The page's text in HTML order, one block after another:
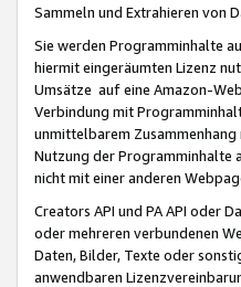
Sammeln und Extrahieren von
Sie werden Programminhalte
hiermit eingeräumten Lizenz
Umsätze auf eine Amazon-
Verbindung mit
unmittelbarem
Nutzung der Programminhalte
nicht mit einer anderen
Creators API und PA API oder
oder mehreren verbundenen
Daten, Bilder, Texte oder
anwendbaren